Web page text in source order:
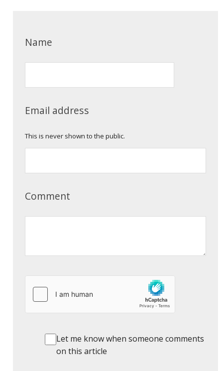
Name
Email address
This is never shown to the public.
Comment
Let me know when someone comments
on this article